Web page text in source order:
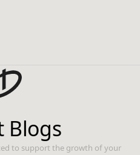
Blogs
to support the growth of your